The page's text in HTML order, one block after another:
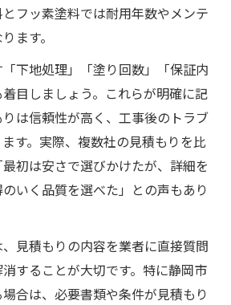
フッ素塗料では耐用年数やメンテ
ます。
下地処理」「塗り回数」「保証内
目しましょう。これらが明確に記
は信頼性が高く、工事後のトラブ
す。実際、複数社の見積もりを比
初は安さで選びかけたが、詳細を
いく品質を選べた」との声もあり
見積もりの内容を業者に直接質問
することが大切です。特に静岡市
合は、必要書類や条件が見積もり